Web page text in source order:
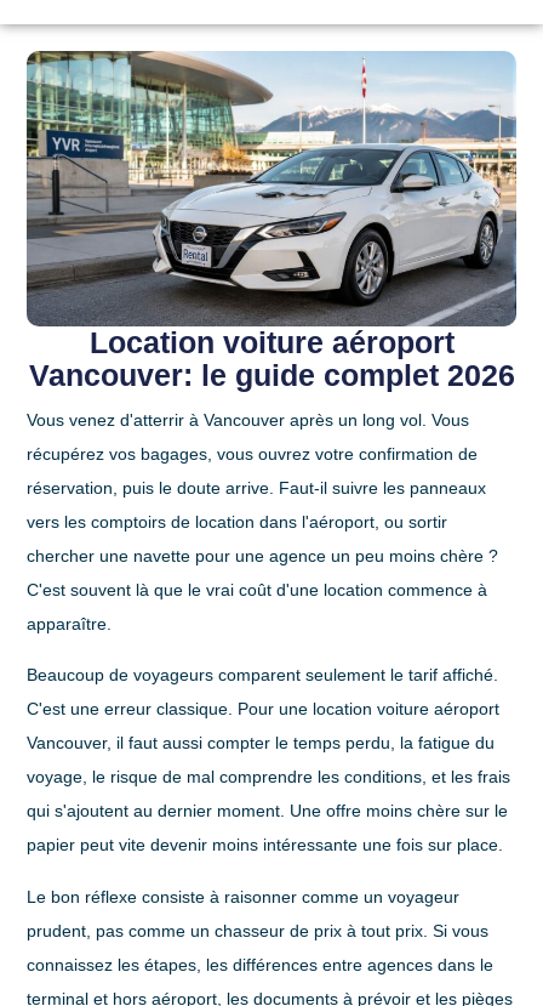
Location voiture aéroport
Vancouver: le guide complet 2026
Vous venez d'atterrir à Vancouver après un long vol. Vous
récupérez vos bagages, vous ouvrez votre confirmation de
réservation, puis le doute arrive. Faut-il suivre les panneaux
vers les comptoirs de location dans l'aéroport, ou sortir
chercher une navette pour une agence un peu moins chère ?
C'est souvent là que le vrai coût d'une location commence à
apparaître.
Beaucoup de voyageurs comparent seulement le tarif affiché.
C'est une erreur classique. Pour une location voiture aéroport
Vancouver, il faut aussi compter le temps perdu, la fatigue du
voyage, le risque de mal comprendre les conditions, et les frais
qui s'ajoutent au dernier moment. Une offre moins chère sur le
papier peut vite devenir moins intéressante une fois sur place.
Le bon réflexe consiste à raisonner comme un voyageur
prudent, pas comme un chasseur de prix à tout prix. Si vous
connaissez les étapes, les différences entre agences dans le
terminal et hors aéroport, les documents à prévoir et les pièges